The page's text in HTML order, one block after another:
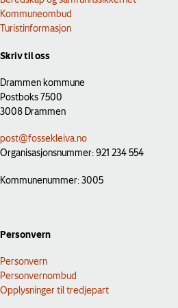
Kommuneombud
Turistinformasjon
Skriv til oss
Drammen kommune
Postboks 7500
3008 Drammen
post@fossekleiva.no
Organisasjonsnummer: 921 234 554
Kommunenummer: 3005
Personvern
Personvern
Personvernombud
Opplysninger til tredjepart